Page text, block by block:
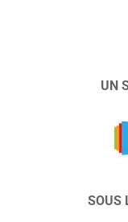
UN
SOUS